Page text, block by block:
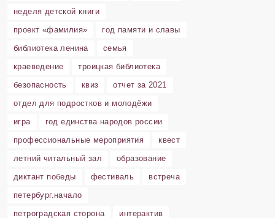
неделя детской книги
проект «фамилия»
год памяти и славы
библиотека ленина
семья
краеведение
троицкая библиотека
безопасность
квиз
отчет за 2021
отдел для подростков и молодёжи
игра
год единства народов россии
профессиональные мероприятия
квест
летний читальный зал
образование
диктант победы
фестиваль
встреча
петербург.начало
петроградская сторона
интерактив